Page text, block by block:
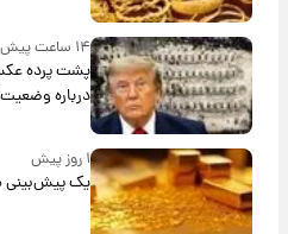
۱۴ ساعت پیش
پشت پرده
درباره
۱ روز پیش
یک پیش‌بینی